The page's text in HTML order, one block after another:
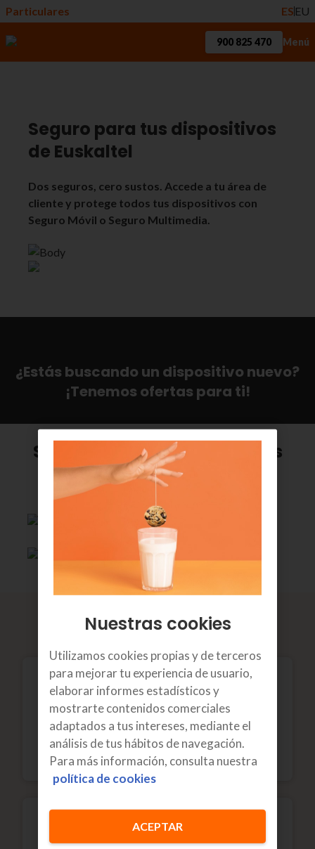
Particulares ES EU
900 825 470 Menú
Seguro para tus dispositivos
de Euskaltel
Dos seguros, cero sustos. Accede a tu área de
cliente y protege todos tus dispositivos con
Seguro Móvil o Seguro Multimedia.
¿Estás buscando un dispositivo nuevo?
¡Tenemos ofertas para ti!
Selecciona tu seguro con las
mejores coberturas
Ventajas de tu seguro móvil o
multimedia
Robo y hurto
Te reemplazamos tu móvil en 1 día laborable.
Nuestras cookies
Utilizamos cookies propias y de terceros
para mejorar tu experiencia de usuario,
elaborar informes estadísticos y
mostrarte contenidos comerciales
adaptados a tus intereses, mediante el
análisis de tus hábitos de navegación.
Para más información, consulta nuestra
política de cookies
ACEPTAR